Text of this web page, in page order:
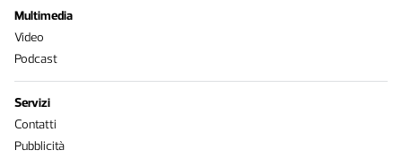
Multimedia
Video
Podcast
Servizi
Contatti
Pubblicità